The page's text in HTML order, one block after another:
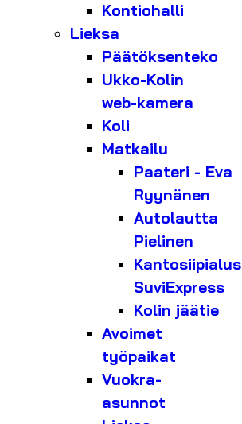
Kontiohalli
Lieksa
Päätöksenteko
Ukko-Kolin
web-kamera
Koli
Matkailu
Paateri - Eva
Ryynänen
Autolautta
Pielinen
Kantosiipialus
SuviExpress
Kolin jäätie
Avoimet
työpaikat
Vuokra-
asunnot